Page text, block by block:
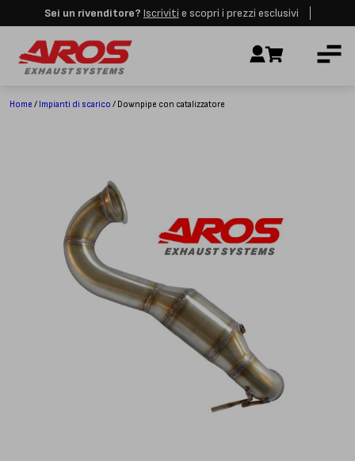
Sei un rivenditore? Iscriviti e scopri i prezzi esclusivi
IMPIANTI DI SCARICO
CONTATTI
CUSTOMER SERVICE
+39 348 4420254
Home / Impianti di scarico / Downpipe con catalizzatore
Aros rimarrà chiusa per le festività dall'8 al 23 Agosto. I nuovi ordini